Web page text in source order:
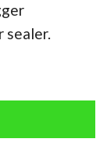
sealer.